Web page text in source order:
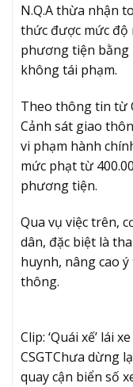
N.Q.A thừa nhận
thức được mức độ
phương tiện bằng
không tái phạm.
Theo thông tin từ
Cảnh sát giao
vi phạm hành
mức phạt từ
phương tiện.
Qua vụ việc trên,
dân, đặc biệt là
huynh, nâng cao
thông.
Clip: ‘Quái xế’ lái
CSGTChưa dừng
quay cận biển số